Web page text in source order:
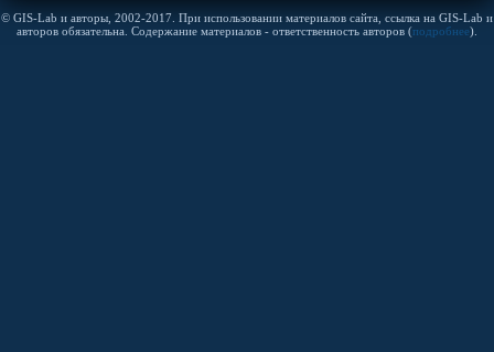
© GIS-Lab и авторы, 2002-2017. При использовании материалов сайта, ссылка на GIS-Lab и
авторов обязательна. Содержание материалов - ответственность авторов (подробнее).